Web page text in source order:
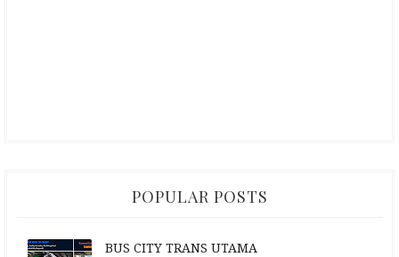
POPULAR POSTS
BUS CITY TRANS UTAMA